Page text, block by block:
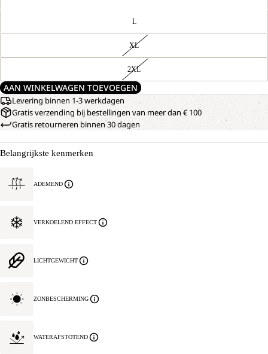
L
XL
2XL
AAN WINKELWAGEN TOEVOEGEN
Levering binnen 1-3 werkdagen
Gratis verzending bij bestellingen van meer dan € 100
Gratis retourneren binnen 30 dagen
Belangrijkste kenmerken
ADEMEND
VERKOELEND EFFECT
LICHTGEWICHT
ZONBESCHERMING
WATERAFSTOTEND